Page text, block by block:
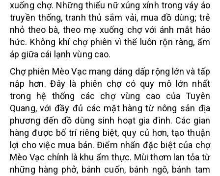
xuống chợ. Những thiếu nữ xúng xính trong váy áo
truyền thống, tranh thủ sắm vải, mua đồ dùng; trẻ
nhỏ theo bà, theo mẹ xuống chợ với ánh mắt háo
hức. Không khí chợ phiên vì thế luôn rộn ràng, ấm
áp giữa cái lạnh vùng cao.
Chợ phiên Mèo Vạc mang dáng dấp rộng lớn và tấp
nập hơn. Đây là phiên chợ có quy mô lớn nhất
trong hệ thống các chợ vùng cao của Tuyên
Quang, với đầy đủ các mặt hàng từ nông sản địa
phương đến đồ dùng sinh hoạt gia đình. Các gian
hàng được bố trí riêng biệt, quy củ hơn, tạo thuận
lợi cho việc mua bán. Điểm nhấn đặc biệt của chợ
Mèo Vạc chính là khu ẩm thực. Mùi thơm lan tỏa từ
những hàng phở, bánh cuốn, bánh ngô, bánh tam